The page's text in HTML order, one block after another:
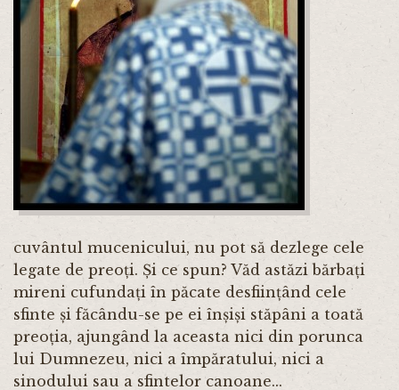
cuvântul mucenicului, nu pot să dezlege cele
legate de preoți. Și ce spun? Văd astăzi bărbați
mireni cufundați în păcate desființând cele
sfinte și făcându-se pe ei înșiși stăpâni a toată
preoția, ajungând la aceasta nici din porunca
lui Dumnezeu, nici a împăratului, nici a
sinodului sau a sfintelor canoane...